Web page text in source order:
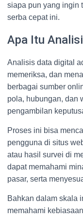
siapa pun yang ingin
serba cepat ini.
Apa Itu
Analisis data digital
memeriksa, dan
berbagai sumber
pola, hubungan, dan
pengambilan
Proses ini bisa
pengguna di situs
atau hasil survei di
dapat memahami
pasar, serta
Bahkan dalam skala
memahami